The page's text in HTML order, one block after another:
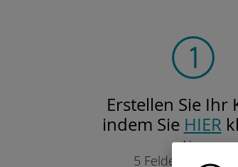
Erstellen Sie Ihr
indem Sie HIER
Nur
5 Felder